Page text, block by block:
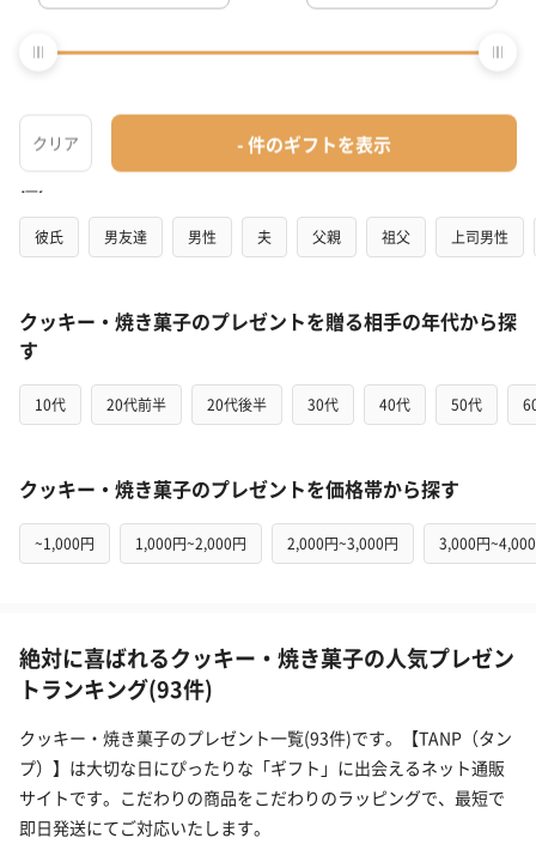
性）
クッキー・焼き菓子のプレゼントを贈る相手から探す（男
彼氏 男友達 男性 夫 父親 祖父 上司男性
クッキー・焼き菓子のプレゼントを贈る相手の年代から探
す
10代 20代前半 20代後半 30代 40代 50代
クッキー・焼き菓子のプレゼントを価格帯から探す
~1,000円 1,000円~2,000円 2,000円~3,000円 3,000円
絶対に喜ばれるクッキー・焼き菓子の人気プレゼン
トランキング(93件)
クッキー・焼き菓子のプレゼント一覧(93件)です。【TANP（タン
プ）】は大切な日にぴったりな「ギフト」に出会えるネット通販
サイトです。こだわりの商品をこだわりのラッピングで、最短で
即日発送にてご対応いたします。